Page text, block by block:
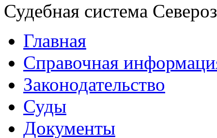
Судебная система
Главная
Справочная
Законодательство
Суды
Документы